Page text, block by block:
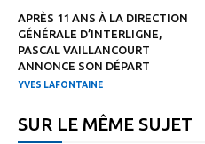
APRÈS 11 ANS À LA DIRECTION
GÉNÉRALE D’INTERLIGNE,
PASCAL VAILLANCOURT
ANNONCE SON DÉPART
YVES LAFONTAINE
SUR LE MÊME SUJET